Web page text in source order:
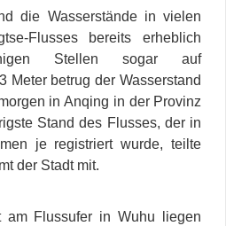
die Wasserstände in vielen
Flusses bereits erheblich
Stellen sogar auf
Meter betrug der Wasserstand
in Anqing in der Provinz
Stand des Flusses, der in
je registriert wurde, teilte
der Stadt mit.
am Flussufer in Wuhu liegen